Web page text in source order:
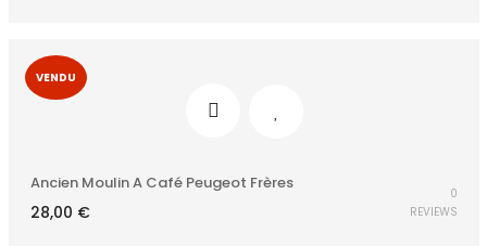
VENDU
Ancien Moulin A Café Peugeot Frères
28,00 €
0
REVIEWS